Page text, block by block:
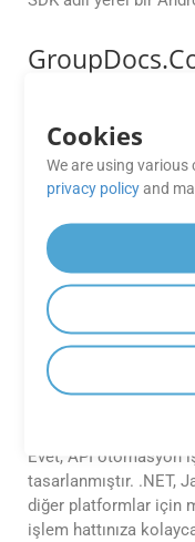
çağrısında bireysel
işlenmesine ve
büyük belge iş
yararlıdır.
Otomatik
CI/CD işlem
Evet, API otomasyon
tasarlanmıştır. .NET,
diğer platformlar için
işlem hattınıza
Cookies
We are using various
privacy policyand